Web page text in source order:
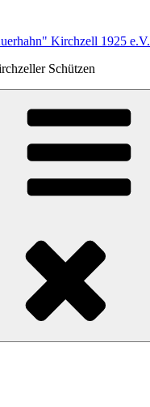
Kirchzell 1925 e.V.
Schützen